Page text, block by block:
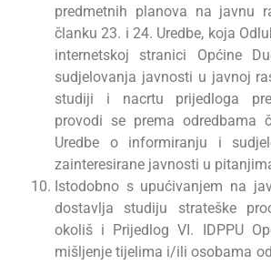
predmetnih planova na javnu
članku 23. i 24. Uredbe, koja
internetskoj stranici Općine
sudjelovanja javnosti u javnoj
studiji i nacrtu prijedloga
provodi se prema odredbama
Uredbe o informiranju i
zainteresirane javnosti u
Istodobno s upućivanjem na
dostavlja studiju strateške
okoliš i Prijedlog VI. IDPPU
mišljenje tijelima i/ili osobama